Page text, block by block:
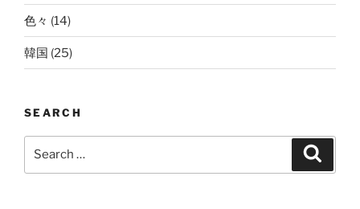
色々 (14)
韓国 (25)
SEARCH